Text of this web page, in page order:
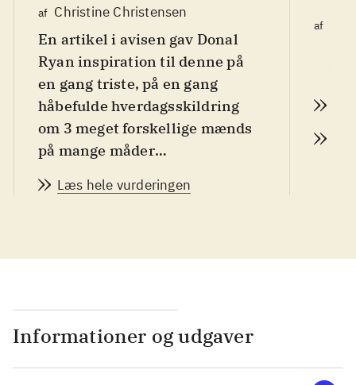
af Christine Christensen
En artikel i avisen gav Donal
Ryan inspiration til denne på
en gang triste, på en gang
håbefulde hverdagsskildring
om 3 meget forskellige mænds
på mange måder
bredt voksent publikum, der
Syrien, en frygtelig rejse, der
har berøvet ham kone og barn
og efterladt ham traumatiseret i
et fremmed land. Lampy er 23
Læs hele vurderingen
af
d.
Informationer og udgaver